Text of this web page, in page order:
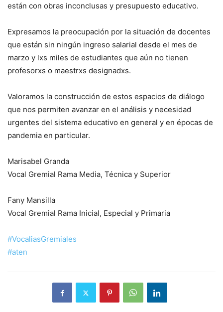
están con obras inconclusas y presupuesto educativo.
Expresamos la preocupación por la situación de docentes
que están sin ningún ingreso salarial desde el mes de
marzo y lxs miles de estudiantes que aún no tienen
profesorxs o maestrxs designadxs.
Valoramos la construcción de estos espacios de diálogo
que nos permiten avanzar en el análisis y necesidad
urgentes del sistema educativo en general y en épocas de
pandemia en particular.
Marisabel Granda
Vocal Gremial Rama Media, Técnica y Superior
Fany Mansilla
Vocal Gremial Rama Inicial, Especial y Primaria
#VocaliasGremiales
#aten